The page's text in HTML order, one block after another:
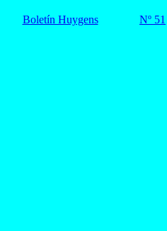
Boletín Huygens Nº 51